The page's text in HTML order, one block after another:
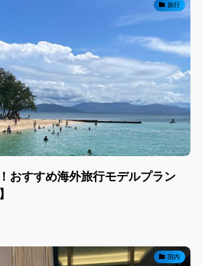
旅行
おすすめ海外旅行モデルプラン
国内